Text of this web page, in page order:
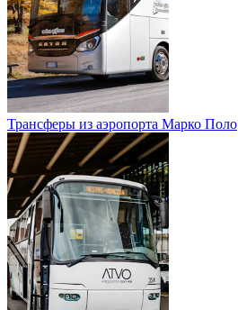
Трансферы из аэропорта Марко Поло